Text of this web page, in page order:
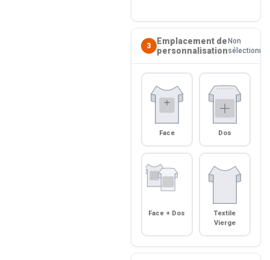
3
Emplacement de
personnalisation
Non
sélectionné
Face Dos
Face + Dos
Textile
Vierge